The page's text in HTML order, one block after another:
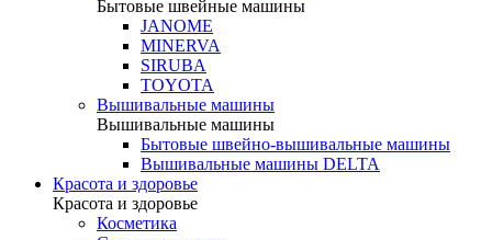
Бытовые швейные машины
JANOME
MINERVA
SIRUBA
TOYOTA
Вышивальные машины
Вышивальные машины
Бытовые швейно-вышивальные машины
Вышивальные машины DELTA
Красота и здоровье
Красота и здоровье
Косметика